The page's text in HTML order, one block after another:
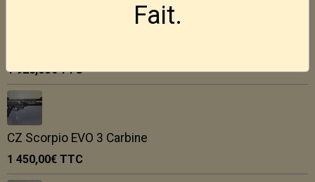
1 920,00€TTC
CZ Scorpio EVO 3 Carbine
1 450,00€ TTC
Fait.